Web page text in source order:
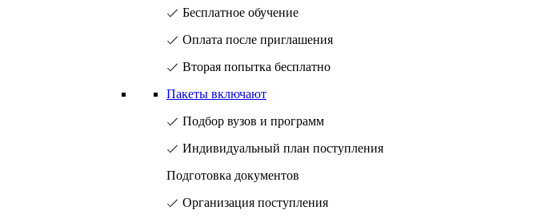
Бесплатное обучение
Оплата после приглашения
Вторая попытка бесплатно
Пакеты включают
Подбор вузов и программ
Индивидуальный план поступления
Подготовка документов
Организация поступления